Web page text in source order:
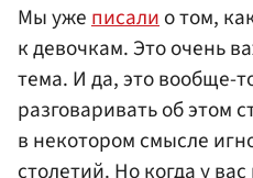
Мы уже писали о том,
к девочкам. Это очень
тема. И да, это вообще-
разговаривать об этом
в некотором смысле
столетий. Но когда у